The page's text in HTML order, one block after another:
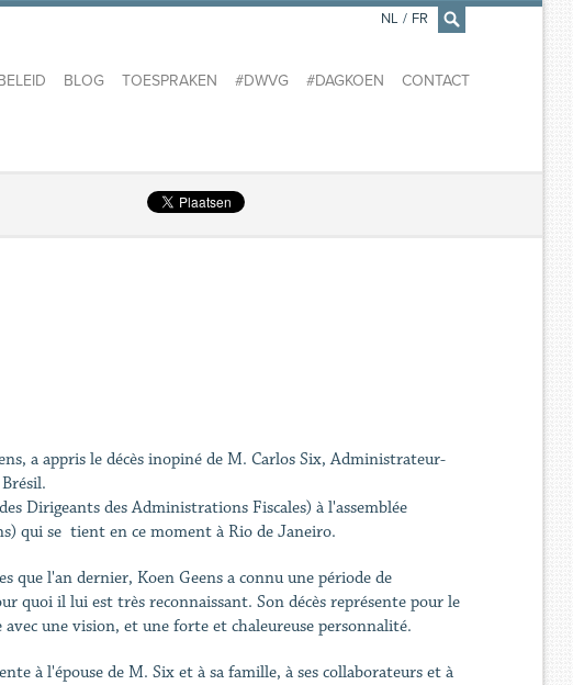
×
BLOG TOESPRAKEN #DWVG #DAGKOEN CONTACT
NL / FR
a appris le décès inopiné de M. Carlos Six, Administrateur-
Dirigeants des Administrations Fiscales) à l'assemblée
qui se tient en ce moment à Rio de Janeiro.
l'an dernier, Koen Geens a connu une période de
quoi il lui est très reconnaissant. Son décès représente pour le
une vision, et une forte et chaleureuse personnalité.
à l'épouse de M. Six et à sa famille, à ses collaborateurs et à